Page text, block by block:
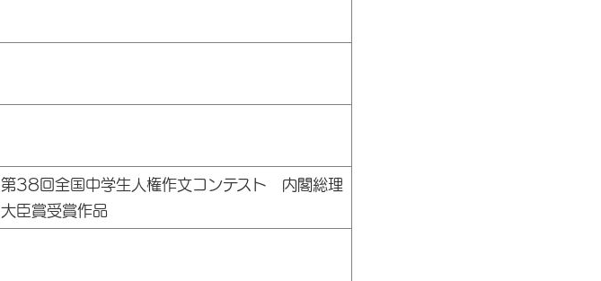
第38回全国中学生人権作文コンテスト 内閣総理
大臣賞受賞作品